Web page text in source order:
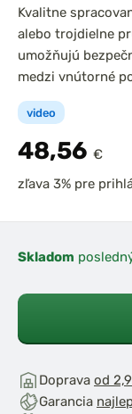
video
Kvalitne
alebo trojdielne
umožňujú
medzi vnútorné
48,56 €
zľava 3% pre
Skladom
Doprava od
Garancia